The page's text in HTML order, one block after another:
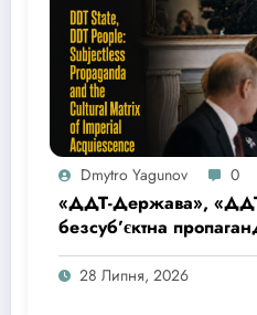
Dmytro Yagunov 0
«ДДТ-Держава»,
безсуб’єктна
матриця імперської
28 Липня, 2026